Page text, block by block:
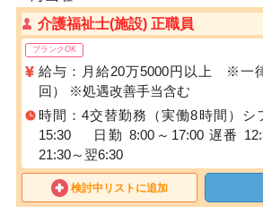
介護福祉士(施設) 正職員
ブランクOK
給与：月給20万5000円以上 ※一
回） ※処遇改善手当含む
時間：4交替勤務（実働8時間）シ
15:30 日勤 8:00～17:00 遅番
21:30～翌6:30
検討中リストに追加